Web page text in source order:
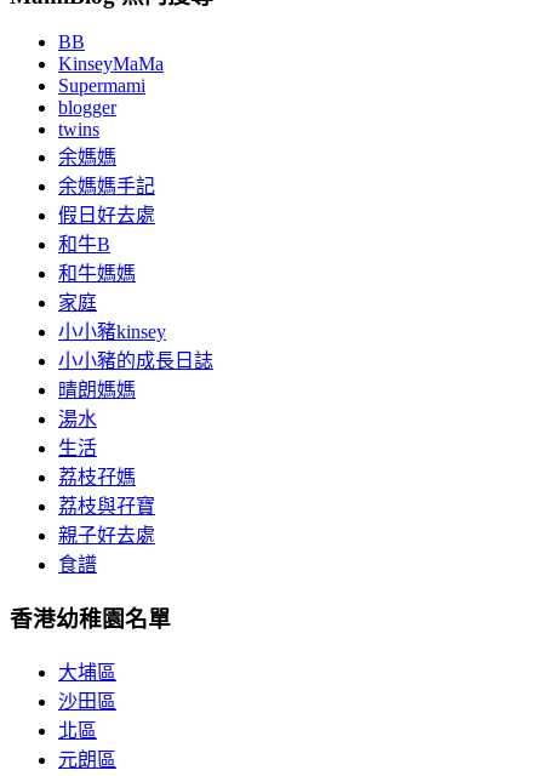
BB
KinseyMaMa
Supermami
blogger
twins
余媽媽
余媽媽手記
假日好去處
和牛B
和牛媽媽
家庭
小小豬kinsey
小小豬的成長日誌
晴朗媽媽
湯水
生活
荔枝孖媽
荔枝與孖寶
親子好去處
食譜
香港幼稚園名單
大埔區
沙田區
北區
元朗區